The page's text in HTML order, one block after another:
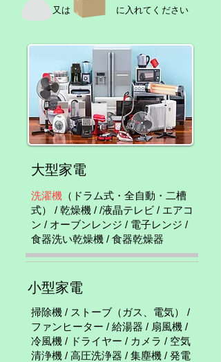
又は に入れてください
大型家電
洗濯機 （ドラム式・全自動・二槽
式） / 乾燥機 / /液晶テレビ / エアコ
ン / オーブンレンジ / 電子レンジ /
食器洗い乾燥機 / 食器乾燥器
小型家電
掃除機 / ストーブ（ガス、電気） /
ファンヒーター / 給湯器 / 扇風機 /
冷風機 / ドライヤー / カメラ / 空気
清浄機 / 高圧洗浄器 / 集塵機 / 発電